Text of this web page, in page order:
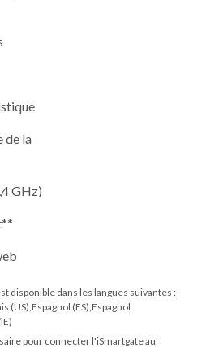
de la
GHz)
disponible dans les langues suivantes :
(US),Espagnol (ES),Espagnol
pour connecter l'iSmartgate au